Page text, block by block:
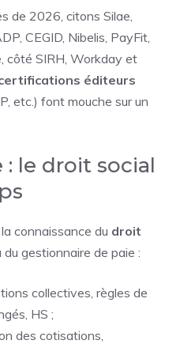
de 2026, citons Silae,
CEGID, Nibelis, PayFit,
côté SIRH, Workday et
éditeurs
etc.) font mouche sur un
le droit social
connaissance du droit
gestionnaire de paie :
collectives, règles de
HS ;
des cotisations,